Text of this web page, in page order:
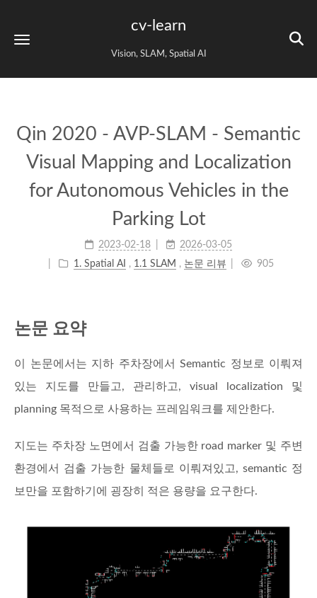
cv-learn
Vision, SLAM, Spatial AI
Qin 2020 - AVP-SLAM - Semantic
Visual Mapping and Localization
for Autonomous Vehicles in the
Parking Lot
2023-02-18
2026-03-05
1. Spatial AI , 1.1 SLAM , 논문 리뷰 905
논문 요약
이 논문에서는 지하 주차장에서 Semantic 정보로 이뤄져
있는 지도를 만들고, 관리하고, visual localization 및
planning 목적으로 사용하는 프레임워크를 제안한다.
지도는 주차장 노면에서 검출 가능한 road marker 및 주변
환경에서 검출 가능한 물체들로 이뤄져있고, semantic 정
보만을 포함하기에 굉장히 적은 용량을 요구한다.